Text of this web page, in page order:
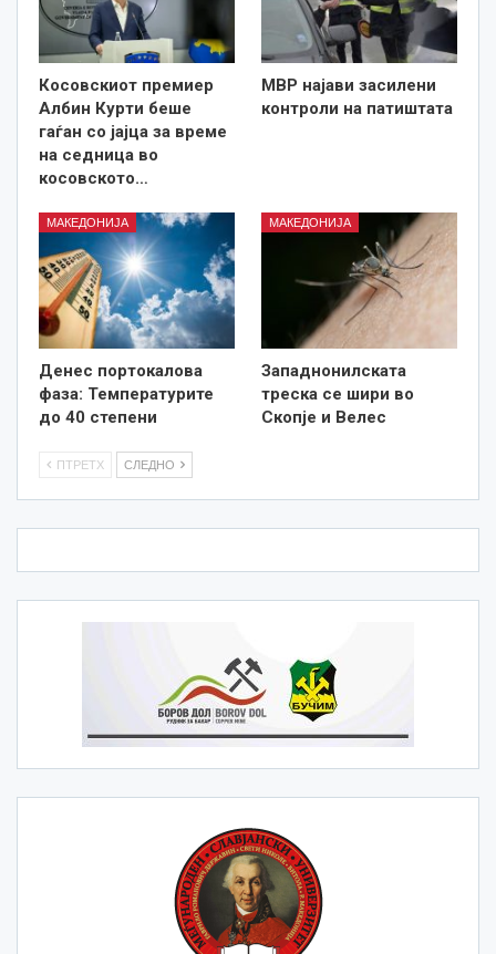
Косовскиот премиер
Албин Курти беше
гаѓан со јајца за време
на седница во
косовското…
МВР најави засилени
контроли на патиштата
МАКЕДОНИЈА
Денес портокалова
фаза: Температурите
до 40 степени
МАКЕДОНИЈА
Западнонилската
треска се шири во
Скопје и Велес
ПТРЕТХ СЛЕДНО